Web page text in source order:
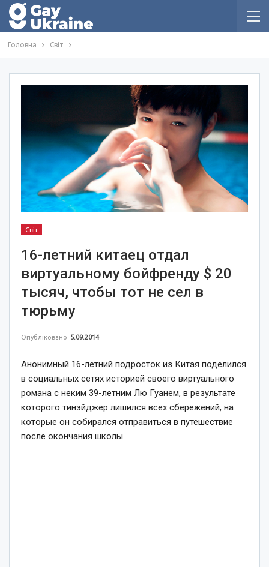
Головна Світ
Світ
16-летний китаец отдал
виртуальному бойфренду $ 20
тысяч, чтобы тот не сел в
тюрьму
Опубліковано 5.09.2014
Анонимный 16-летний подросток из Китая поделился
в социальных сетях историей своего виртуального
романа с неким 39-летним Лю Гуанем, в результате
которого тинэйджер лишился всех сбережений, на
которые он собирался отправиться в путешествие
после окончания школы.